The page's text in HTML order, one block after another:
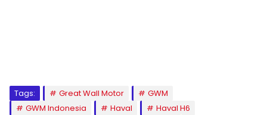
Tags: Great Wall Motor
GWM
GWM Indonesia
Haval
Haval H6